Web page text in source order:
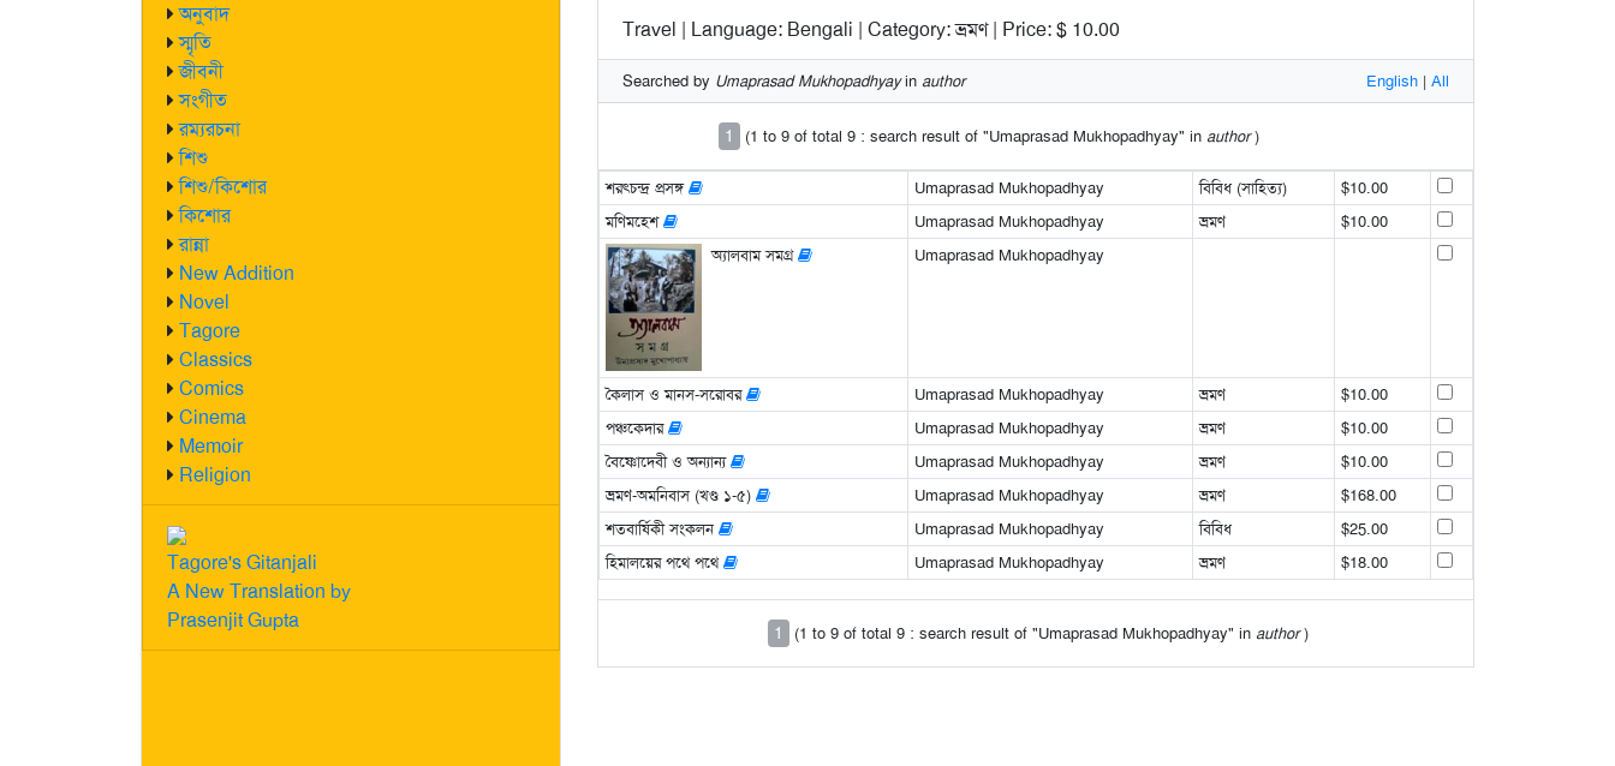
অনুবাদ
স্মৃতি
জীবনী
সংগীত
রম্যরচনা
শিশু
শিশু/কিশোর
কিশোর
রান্না
New Addition
Novel
Tagore
Classics
Comics
Cinema
Memoir
Religion
Tagore's Gitanjali
A New Translation by
Prasenjit Gupta
Travel | Language: Bengali | Category: ভ্রমণ | Price: $ 10.00
Searched by Umaprasad Mukhopadhyayin author English | All
1 (1 to 9 of total 9 : search result of "Umaprasad Mukhopadhyay" in author)
শরৎচন্দ্র প্রসঙ্গ Umaprasad Mukhopadhyay বিবিধ (সাহিত্য)
$10.00
মণিমহেশ
Umaprasad Mukhopadhyay ভ্রমণ
$10.00
অ্যালবাম সমগ্র
Umaprasad Mukhopadhyay
কৈলাস ও মানস-সরোবর Umaprasad Mukhopadhyay ভ্রমণ
$10.00
পঞ্চকেদার
Umaprasad Mukhopadhyay ভ্রমণ
$10.00
বৈষ্ণোদেবী ও অন্যান্য
Umaprasad Mukhopadhyay ভ্রমণ
$10.00
ভ্রমণ-অমনিবাস (খণ্ড ১-৫)
Umaprasad Mukhopadhyay ভ্রমণ
$168.00
শতবার্ষিকী সংকলন
Umaprasad Mukhopadhyay বিবিধ
$25.00
হিমালয়ের পথে পথে
Umaprasad Mukhopadhyay ভ্রমণ $18.00
1 (1 to 9 of total 9 : search result of "Umaprasad Mukhopadhyay" in author)